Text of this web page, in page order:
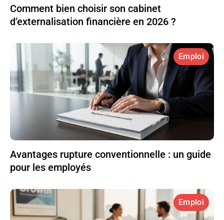
Comment bien choisir son cabinet
d’externalisation financière en 2026 ?
Emploi
Avantages rupture conventionnelle : un guide
pour les employés
Emploi